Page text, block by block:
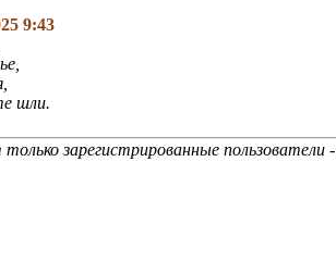
9:43
шли.
зарегистрированные пользователи -